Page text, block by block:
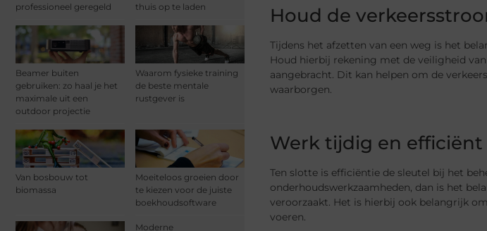
professioneel geregeld
thuis op te laden
Beamer buiten
gebruiken: zo haal je het
maximale uit een
outdoor projectie
Waarom fysieke training
de beste mentale
rustgever is
Van bosbouw tot
biomassa
Moeiteloos groeien door
te kiezen voor de juiste
boekhoudsoftware
Moderne
Houd de
Tijdens het afzetten van een weg is het
Houd hierbij rekening met de veiligheid
aangebracht. Dit kan helpen om de
waarborgen.
Werk tijdig en efficiënt
Ten slotte is efficiëntie de sleutel bij het
onderhoudswerkzaamheden, dan is het
veroorzaakt. Het is hierbij ook belangrijk
voeren.